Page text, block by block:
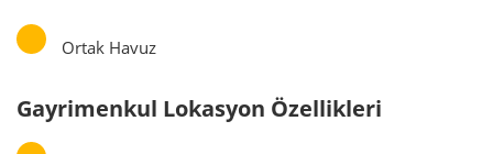
Ortak Havuz
Gayrimenkul Lokasyon Özellikleri